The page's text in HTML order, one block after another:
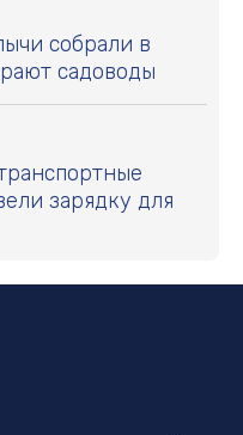
собрали в
садоводы
зарядку для